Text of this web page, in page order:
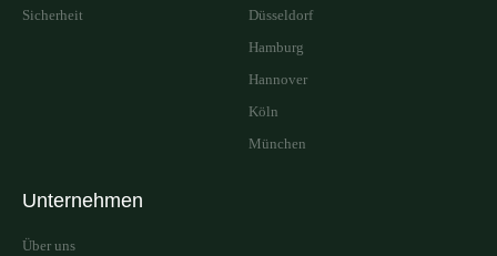
Sicherheit
Düsseldorf
Hamburg
Hannover
Köln
München
Unternehmen
Über uns